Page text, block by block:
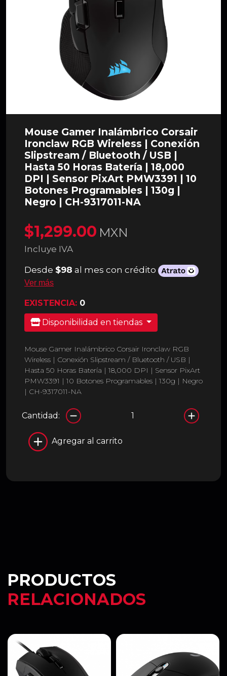
Mouse Gamer Inalámbrico Corsair
Ironclaw RGB Wireless | Conexión
Slipstream / Bluetooth / USB |
Hasta 50 Horas Batería | 18,000
DPI | Sensor PixArt PMW3391 | 10
Botones Programables | 130g |
Negro | CH-9317011-NA
$1,299.00 MXN
Incluye IVA
Desde $98 al mes con crédito
Ver más
EXISTENCIA: 0
Disponibilidad en tiendas
Mouse Gamer Inalámbrico Corsair Ironclaw RGB
Wireless | Conexión Slipstream / Bluetooth / USB |
Hasta 50 Horas Batería | 18,000 DPI | Sensor PixArt
PMW3391 | 10 Botones Programables | 130g | Negro
| CH-9317011-NA
Cantidad:
Agregar al carrito
PRODUCTOS
RELACIONADOS